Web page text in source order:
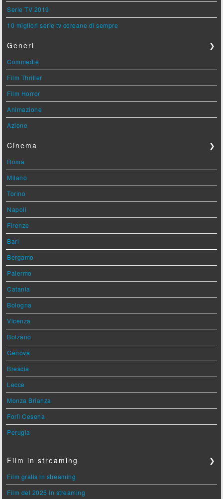
Serie TV 2019
10 migliori serie tv coreane di sempre
Generi ❯
Commedie
Film Thriller
Film Horror
Animazione
Azione
Cinema ❯
Roma
Milano
Torino
Napoli
Firenze
Bari
Bergamo
Palermo
Catania
Bologna
Vicenza
Bolzano
Genova
Brescia
Lecce
Monza Brianza
Forlì Cesena
Perugia
Film in streaming ❯
Film gratis in streaming
Film del 2025 in streaming